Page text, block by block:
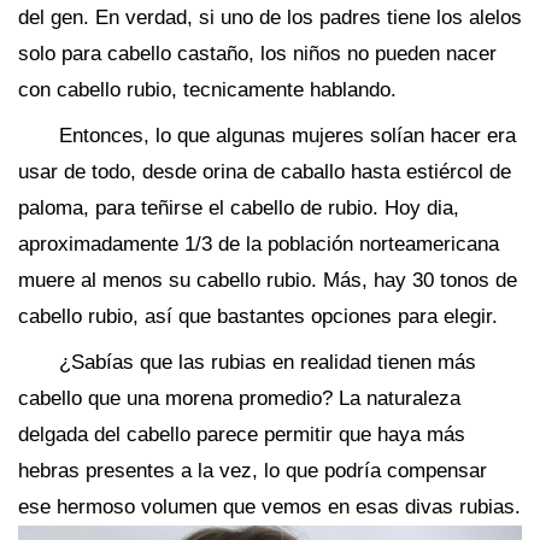
del gen. En verdad, si uno de los padres tiene los alelos
solo para cabello castaño, los niños no pueden nacer
con cabello rubio, tecnicamente hablando.
Entonces, lo que algunas mujeres solían hacer era
usar de todo, desde orina de caballo hasta estiércol de
paloma, para teñirse el cabello de rubio. Hoy dia,
aproximadamente 1/3 de la población norteamericana
muere al menos su cabello rubio. Más, hay 30 tonos de
cabello rubio, así que bastantes opciones para elegir.
¿Sabías que las rubias en realidad tienen más
cabello que una morena promedio? La naturaleza
delgada del cabello parece permitir que haya más
hebras presentes a la vez, lo que podría compensar
ese hermoso volumen que vemos en esas divas rubias.